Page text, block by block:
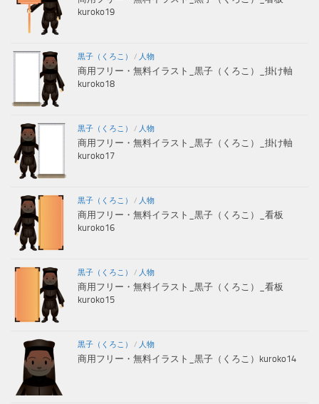
kuroko19
黒子（くろこ） / 人物
商用フリー・無料イラスト_黒子（くろこ）_掛け軸
kuroko18
黒子（くろこ） / 人物
商用フリー・無料イラスト_黒子（くろこ）_掛け軸
kuroko17
黒子（くろこ） / 人物
商用フリー・無料イラスト_黒子（くろこ）_看板
kuroko16
黒子（くろこ） / 人物
商用フリー・無料イラスト_黒子（くろこ）_看板
kuroko15
黒子（くろこ） / 人物
商用フリー・無料イラスト_黒子（くろこ）kuroko14